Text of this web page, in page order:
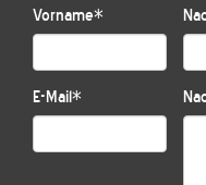
Vorname*
E-Mail*